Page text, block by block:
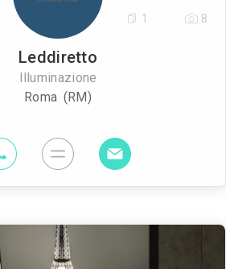
Leddiretto
Illuminazione
Roma (RM)
1 8